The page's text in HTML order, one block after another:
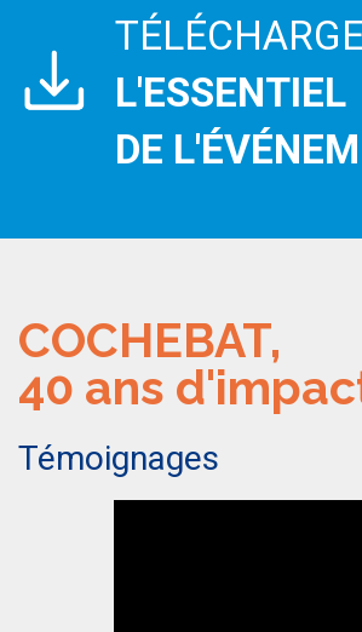
L'ESSENTIEL
DE
COCHEBAT,
40 ans
Témoignages